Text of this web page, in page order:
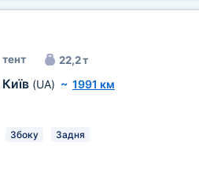
тент 22,2 т
Київ (UA) ~ 1991 км
Збоку Задня